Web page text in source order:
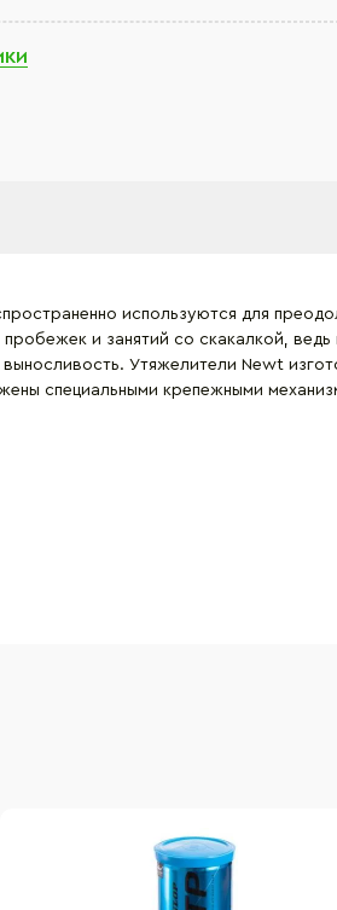
используются для
и занятий со скакалкой,
Утяжелители Newt
специальными крепежными